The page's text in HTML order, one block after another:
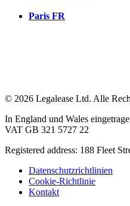
Paris FR
© 2026 Legalease Ltd. Alle
In England und Wales
VAT GB 321 5727 22
Registered address: 188 Fleet
Datenschutzrichtlinien
Cookie-Richtlinie
Kontakt